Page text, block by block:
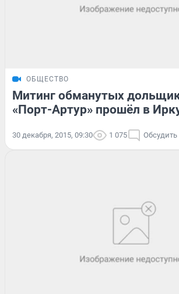
ОБЩЕСТВО
Митинг обманутых
«Порт-Артур» прошёл в
30 декабря, 2015, 09:30 1 075 Обсудить